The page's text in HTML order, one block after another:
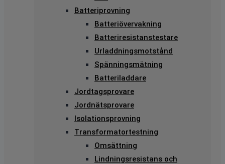
Batteriprovning
Batteriövervakning
Batteriresistanstestare
Urladdningsmotstånd
Spänningsmätning
Batteriladdare
Jordtagsprovare
Jordnätsprovare
Isolationsprovning
Transformatortestning
Omsättning
Lindningsresistans och